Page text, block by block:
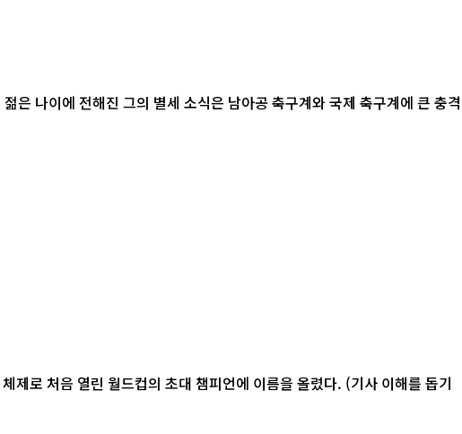
로 처음 열린 월드컵의 초대 챔피언에 이름을 올렸다. (기사 이해를 돕기